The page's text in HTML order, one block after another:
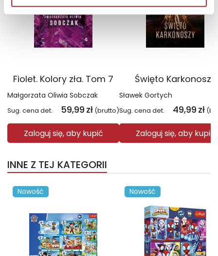
Fiolet. Kolory zła. Tom 7
Małgorzata Oliwia Sobczak
Sug. cena det. 59,99 zł (brutto)
Zaloguj się, aby kupić
Święto Karkonoszy
Sławek Gortych
Sug. cena det. 49,99 zł
Zaloguj się, aby kupić
INNE Z TEJ KATEGORII
Nowość Nowość